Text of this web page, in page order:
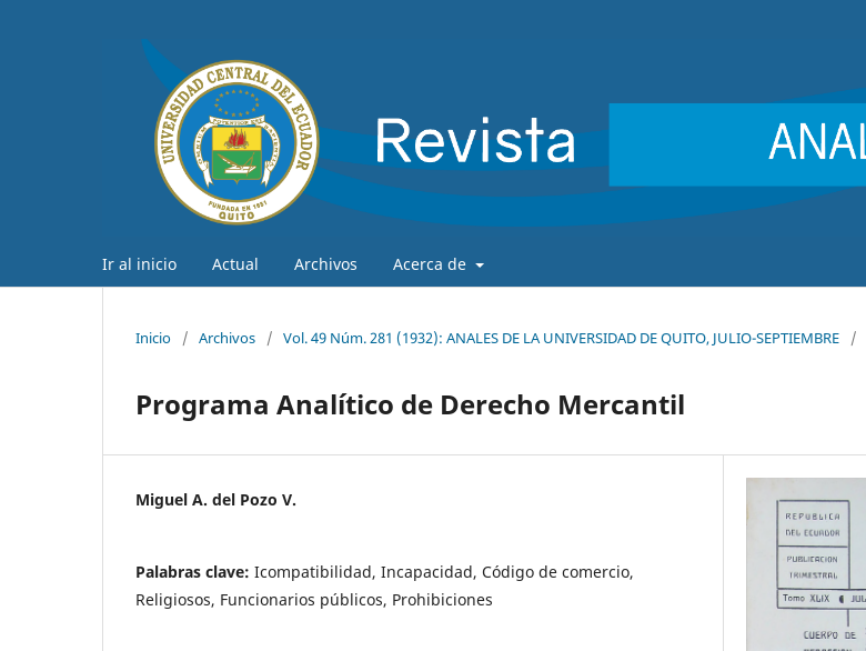
Ir al inicio Actual Archivos Acerca de
Inicio / Archivos / Vol. 49 Núm. 281 (1932): ANALES DE LA UNIVERSIDAD DE QUITO, JULIO-SEPTIEMBRE /
Programa Analítico de Derecho Mercantil
Miguel A. del Pozo V.
Palabras clave: Icompatibilidad, Incapacidad, Código de comercio,
Religiosos, Funcionarios públicos, Prohibiciones